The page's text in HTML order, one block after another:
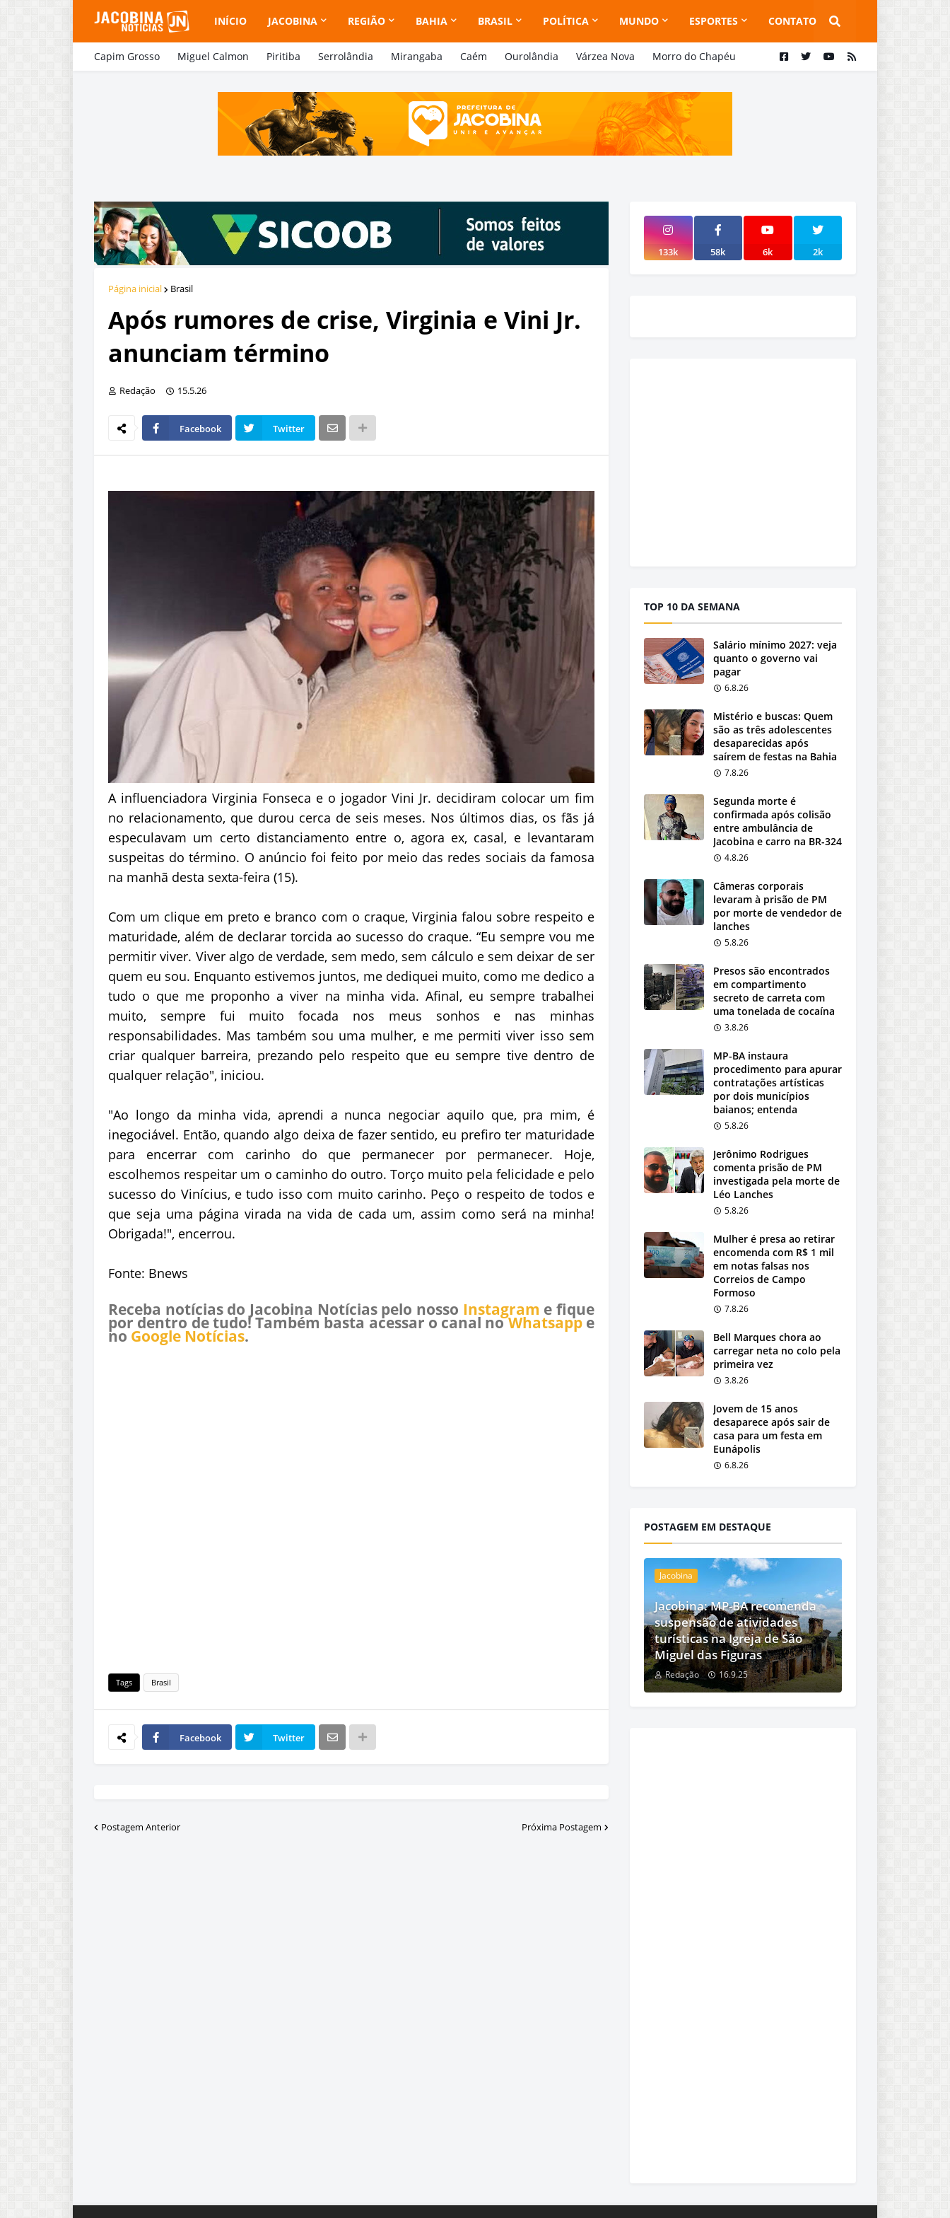
INÍCIO JACOBINA REGIÃO BAHIA BRASIL POLÍTICA MUNDO ESPORTES CONTATO
Capim Grosso Miguel Calmon Piritiba Serrolândia Mirangaba Caém Ourolândia Várzea Nova Morro do Chapéu
Página inicial Brasil
Após rumores de crise, Virginia e Vini Jr.
anunciam término
Redação 15.5.26
Facebook Twitter
A influenciadora Virginia Fonseca e o jogador Vini Jr. decidiram colocar um fim
no relacionamento, que durou cerca de seis meses. Nos últimos dias, os fãs já
especulavam um certo distanciamento entre o, agora ex, casal, e levantaram
suspeitas do término. O anúncio foi feito por meio das redes sociais da famosa
na manhã desta sexta-feira (15).
Com um clique em preto e branco com o craque, Virginia falou sobre respeito e
maturidade, além de declarar torcida ao sucesso do craque. “Eu sempre vou me
permitir viver. Viver algo de verdade, sem medo, sem cálculo e sem deixar de ser
quem eu sou. Enquanto estivemos juntos, me dediquei muito, como me dedico a
tudo o que me proponho a viver na minha vida. Afinal, eu sempre trabalhei
muito, sempre fui muito focada nos meus sonhos e nas minhas
responsabilidades. Mas também sou uma mulher, e me permiti viver isso sem
criar qualquer barreira, prezando pelo respeito que eu sempre tive dentro de
qualquer relação", iniciou.
"Ao longo da minha vida, aprendi a nunca negociar aquilo que, pra mim, é
inegociável. Então, quando algo deixa de fazer sentido, eu prefiro ter maturidade
para encerrar com carinho do que permanecer por permanecer. Hoje,
escolhemos respeitar um o caminho do outro. Torço muito pela felicidade e pelo
sucesso do Vinícius, e tudo isso com muito carinho. Peço o respeito de todos e
que seja uma página virada na vida de cada um, assim como será na minha!
Obrigada!", encerrou.
Fonte: Bnews
Receba notícias do Jacobina Notícias pelo nosso Instagram e fique
por dentro de tudo! Também basta acessar o canal noWhatsappe
no Google Notícias.
Tags Brasil
Facebook Twitter
Postagem Anterior Próxima Postagem
133k 58k 6k 2k
TOP 10 DA SEMANA
Salário mínimo 2027: veja
quanto o governo vai
pagar
6.8.26
Mistério e buscas: Quem
são as três adolescentes
desaparecidas após
saírem de festas na Bahia
7.8.26
Segunda morte é
confirmada após colisão
entre ambulância de
Jacobina e carro na BR-324
4.8.26
Câmeras corporais
levaram à prisão de PM
por morte de vendedor de
lanches
5.8.26
Presos são encontrados
em compartimento
secreto de carreta com
uma tonelada de cocaína
3.8.26
MP-BA instaura
procedimento para apurar
contratações artísticas
por dois municípios
baianos; entenda
5.8.26
Jerônimo Rodrigues
comenta prisão de PM
investigada pela morte de
Léo Lanches
5.8.26
Mulher é presa ao retirar
encomenda com R$ 1 mil
em notas falsas nos
Correios de Campo
Formoso
7.8.26
Bell Marques chora ao
carregar neta no colo pela
primeira vez
3.8.26
Jovem de 15 anos
desaparece após sair de
casa para um festa em
Eunápolis
6.8.26
POSTAGEM EM DESTAQUE
Jacobina
Jacobina: MP-BA recomenda
suspensão de atividades
turísticas na Igreja de São
Miguel das Figuras
Redação 16.9.25